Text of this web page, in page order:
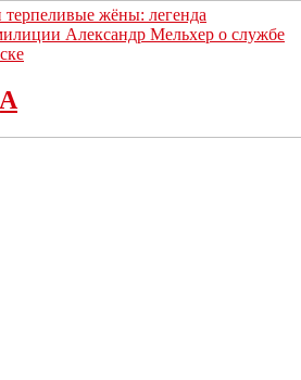
жёны: легенда
Александр Мельхер о службе